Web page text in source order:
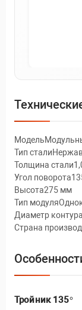
Тип
Толщина
Угол
Высота275 мм
Тип
Диаметр
Страна
Тройник 135°